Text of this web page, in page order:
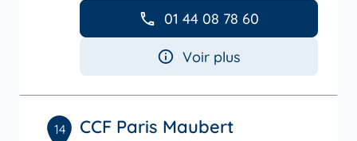
01 44 08 78 60
Voir plus
14 CCF Paris Maubert